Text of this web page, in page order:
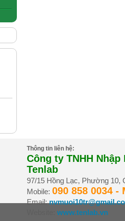
Thông tin liên hệ:
Công ty TNHH
Tenlab
97/15 Hồng Lạc, Phường 10,
Mobile: 090 858 0034 -
Email:
www.tenlab.vn